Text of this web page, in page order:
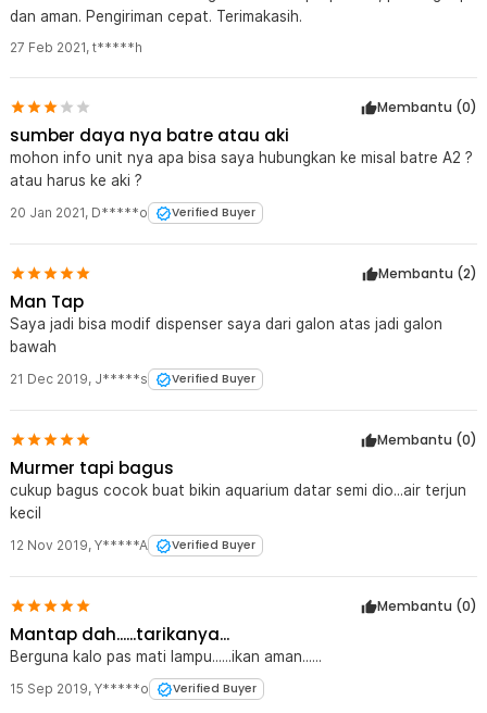
dan aman. Pengiriman cepat. Terimakasih.
27 Feb 2021, t*****h
Membantu (0)
sumber daya nya batre atau aki
mohon info unit nya apa bisa saya hubungkan ke misal batre A2 ?
atau harus ke aki ?
20 Jan 2021, D*****o Verified Buyer
Membantu (2)
Man Tap
Saya jadi bisa modif dispenser saya dari galon atas jadi galon
bawah
21 Dec 2019, J*****s Verified Buyer
Membantu (0)
Murmer tapi bagus
cukup bagus cocok buat bikin aquarium datar semi dio...air terjun
kecil
12 Nov 2019, Y*****A Verified Buyer
Membantu (0)
Mantap dah......tarikanya...
Berguna kalo pas mati lampu......ikan aman......
15 Sep 2019, Y*****o Verified Buyer